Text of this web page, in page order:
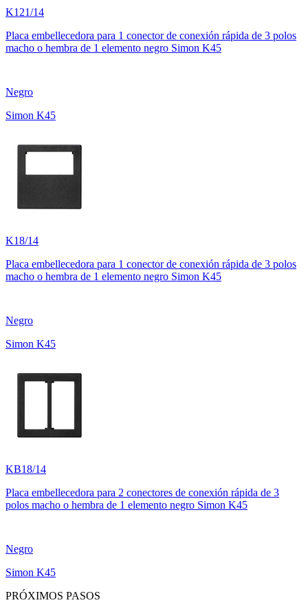
K121/14
Placa embellecedora para 1 conector de conexión rápida de 3 polos
macho o hembra de 1 elemento negro Simon K45
Negro
Simon K45
K18/14
Placa embellecedora para 1 conector de conexión rápida de 3 polos
macho o hembra de 1 elemento negro Simon K45
Negro
Simon K45
KB18/14
Placa embellecedora para 2 conectores de conexión rápida de 3
polos macho o hembra de 1 elemento negro Simon K45
Negro
Simon K45
PRÓXIMOS PASOS